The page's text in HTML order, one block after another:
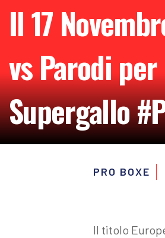
Il 17
vs Parodi
Supergallo
PRO BOXE
Il titolo